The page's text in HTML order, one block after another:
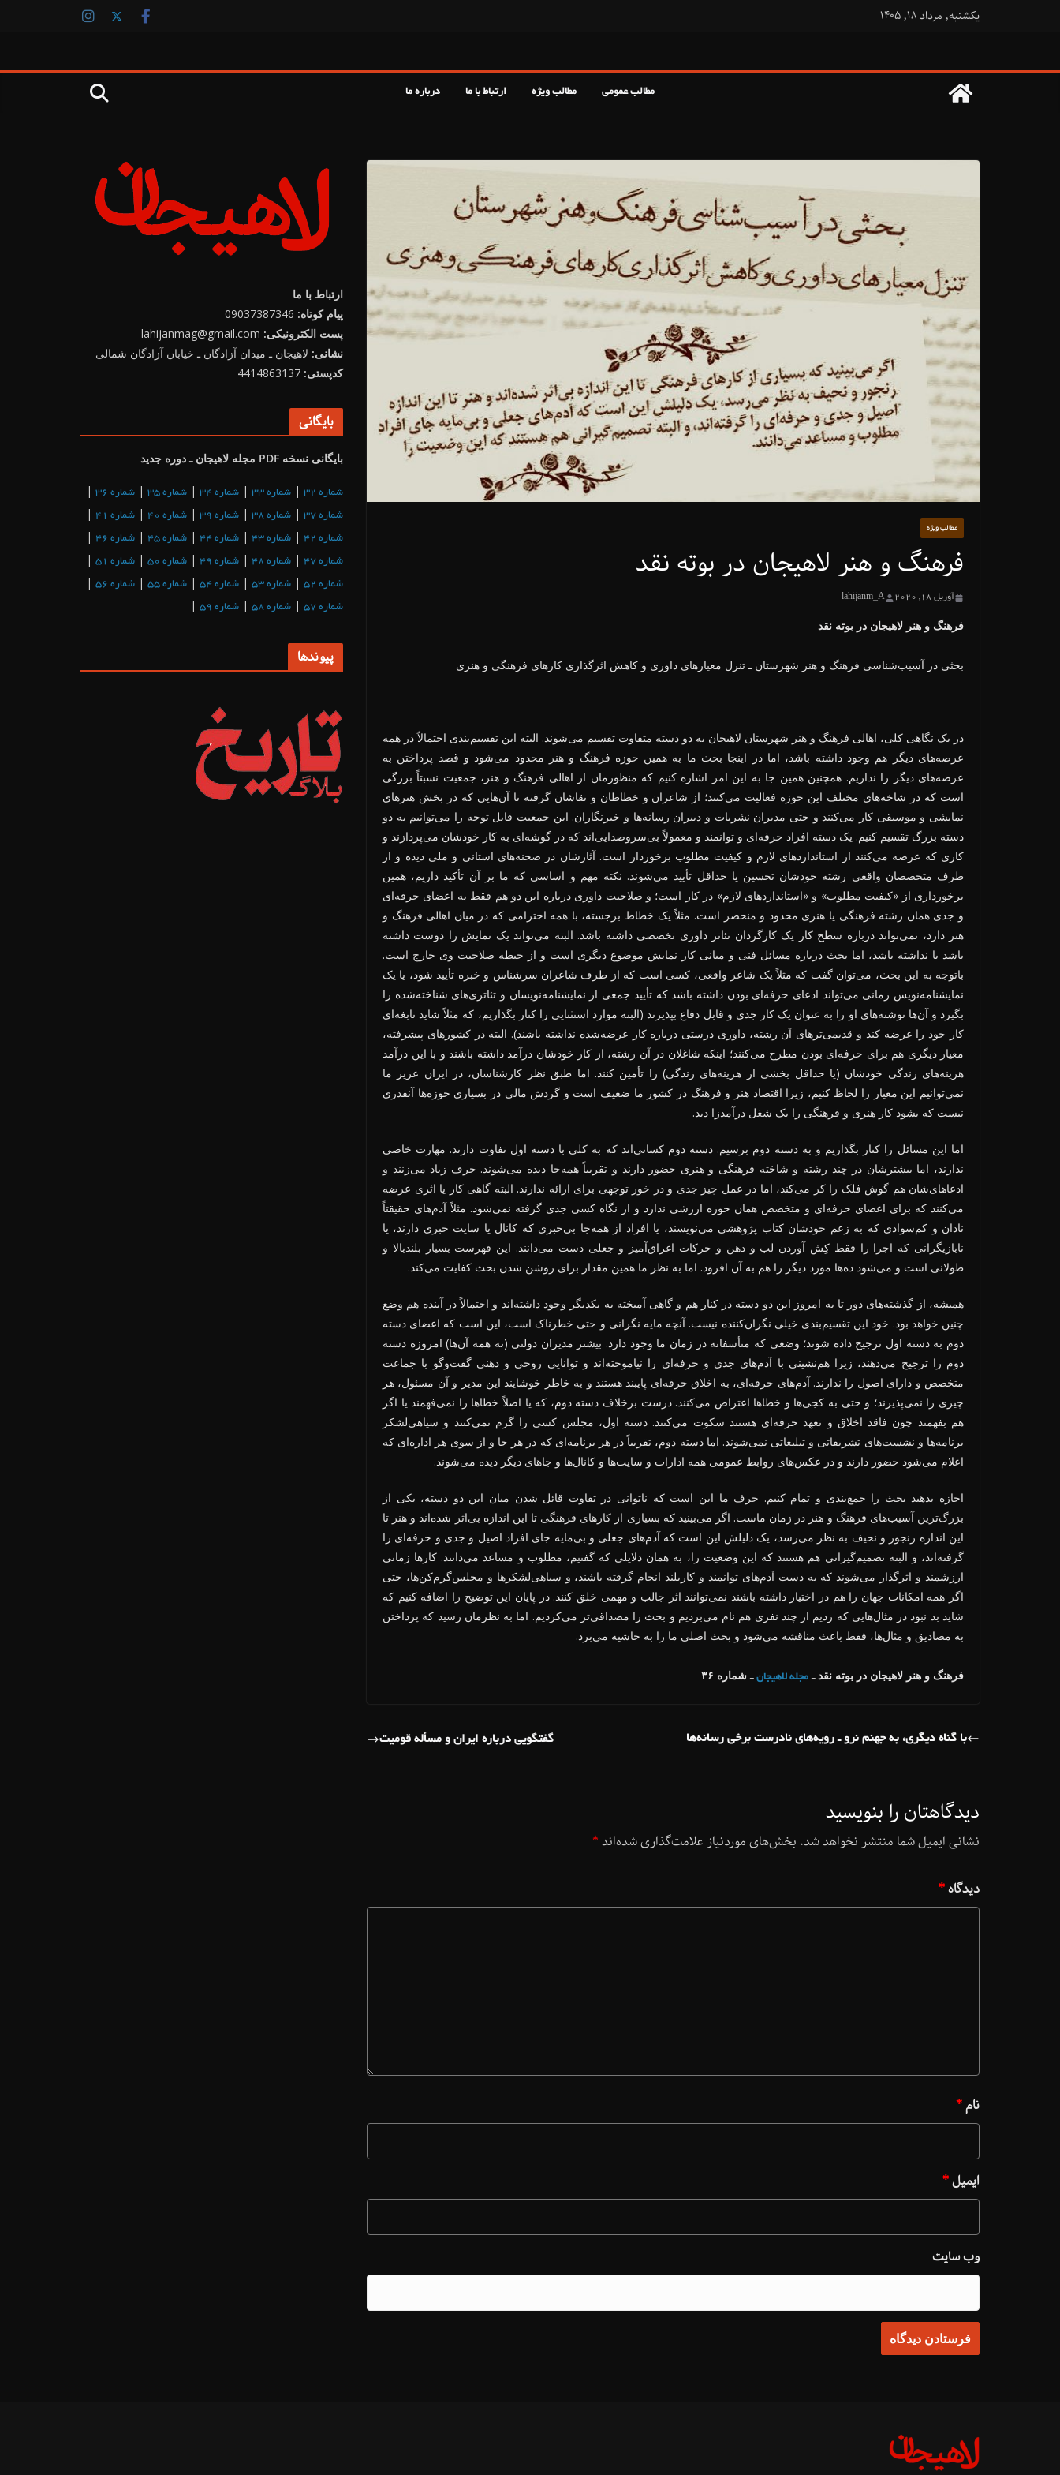
یکشنبه, مرداد ۱۸, ۱۴۰۵
مطالب عمومی مطالب ویژه ارتباط با ما درباره ما
مطالب ویژه
فرهنگ و هنر لاهیجان در بوته نقد
آوریل 18, 2020 lahijanm_A
فرهنگ و هنر لاهیجان در بوته نقد
بحثی در آسیب‌شناسی فرهنگ و هنر شهرستان ـ تنزل معیارهای داوری و کاهش اثرگذاری کارهای فرهنگی و هنری
در یک نگاهی کلی، اهالی فرهنگ و هنر شهرستان لاهیجان به دو دسته متفاوت تقسیم می‌شوند. البته این تقسیم‌بندی احتمالاً در همه
عرصه‌های دیگر هم وجود داشته باشد، اما در اینجا بحث ما به همین حوزه فرهنگ و هنر محدود می‌شود و قصد پرداختن به
عرصه‌های دیگر را نداریم. همچنین همین جا به این امر اشاره کنیم که منظورمان از اهالی فرهنگ و هنر، جمعیت نسبتاً بزرگی
است که در شاخه‌های مختلف این حوزه فعالیت می‌کنند؛ از شاعران و خطاطان و نقاشان گرفته تا آن‌هایی که در بخش هنرهای
نمایشی و موسیقی کار می‌کنند و حتی مدیران نشریات و دبیران رسانه‌ها و خبرنگاران. این جمعیت قابل توجه را می‌توانیم به دو
دسته بزرگ تقسیم کنیم. یک دسته افراد حرفه‌ای و توانمند و معمولاً بی‌سروصدایی‌اند که در گوشه‌ای به کار خودشان می‌پردازند و
کاری که عرضه می‌کنند از استانداردهای لازم و کیفیت مطلوب برخوردار است. آثارشان در صحنه‌های استانی و ملی دیده و از
طرف متخصصان واقعی رشته خودشان تحسین یا حداقل تأیید می‌شوند. نکته مهم و اساسی که ما بر آن تأکید داریم، همین
برخورداری از «کیفیت مطلوب» و «استانداردهای لازم» در کار است؛ و صلاحیت داوری درباره این دو هم فقط به اعضای حرفه‌ای
و جدی همان رشته فرهنگی یا هنری محدود و منحصر است. مثلاً یک خطاط برجسته، با همه احترامی که در میان اهالی فرهنگ و
هنر دارد، نمی‌تواند درباره سطح کار یک کارگردان تئاتر داوری تخصصی داشته باشد. البته می‌تواند یک نمایش را دوست داشته
باشد یا نداشته باشد، اما بحث درباره مسائل فنی و مبانی کار نمایش موضوع دیگری است و از حیطه صلاحیت وی خارج است.
باتوجه به این بحث، می‌توان گفت که مثلاً یک شاعر واقعی، کسی است که از طرف شاعران سرشناس و خبره تأیید شود، یا یک
نمایشنامه‌نویس زمانی می‌تواند ادعای حرفه‌ای بودن داشته باشد که تأیید جمعی از نمایشنامه‌نویسان و تئاتری‌های شناخته‌شده را
بگیرد و آن‌ها نوشته‌های او را به عنوان یک کار جدی و قابل دفاع بپذیرند (البته موارد استثنایی را کنار بگذاریم، که مثلاً شاید نابغه‌ای
کار خود را عرضه کند و قدیمی‌ترهای آن رشته، داوری درستی درباره کار عرضه‌شده نداشته باشند). البته در کشورهای پیشرفته،
معیار دیگری هم برای حرفه‌ای بودن مطرح می‌کنند؛ اینکه شاغلان در آن رشته، از کار خودشان درآمد داشته باشند و با این درآمد
هزینه‌های زندگی خودشان (یا حداقل بخشی از هزینه‌های زندگی) را تأمین کنند. اما طبق نظر کارشناسان، در ایران عزیز ما
نمی‌توانیم این معیار را لحاظ کنیم، زیرا اقتصاد هنر و فرهنگ در کشور ما ضعیف است و گردش مالی در بسیاری حوزه‌ها آنقدری
نیست که بشود کار هنری و فرهنگی را یک شغل درآمدزا دید.
اما این مسائل را کنار بگذاریم و به دسته دوم برسیم. دسته دوم کسانی‌اند که به کلی با دسته اول تفاوت دارند. مهارت خاصی
ندارند، اما بیشترشان در چند رشته و شاخته فرهنگی و هنری حضور دارند و تقریباً همه‌جا دیده می‌شوند. حرف زیاد می‌زنند و
ادعاهای‌شان هم گوش فلک را کر می‌کند، اما در عمل چیز جدی و در خور توجهی برای ارائه ندارند. البته گاهی کار یا اثری عرضه
می‌کنند که برای اعضای حرفه‌ای و متخصص همان حوزه ارزشی ندارد و از نگاه کسی جدی گرفته نمی‌شود. مثلاً آدم‌های حقیقتاً
نادان و کم‌سوادی که به زعم خودشان کتاب پژوهشی می‌نویسند، یا افراد از همه‌جا بی‌خبری که کانال یا سایت خبری دارند، یا
نابازیگرانی که اجرا را فقط کِش آوردن لب و دهن و حرکات اغراق‌آمیز و جعلی دست می‌دانند. این فهرست بسیار بلندبالا و
طولانی است و می‌شود ده‌ها مورد دیگر را هم به آن افزود. اما به نظر ما همین مقدار برای روشن شدن بحث کفایت می‌کند.
همیشه، از گذشته‌های دور تا به امروز این دو دسته در کنار هم و گاهی آمیخته به یکدیگر وجود داشته‌اند و احتمالاً در آینده هم وضع
چنین خواهد بود. خود این تقسیم‌بندی خیلی نگران‌کننده نیست. آنچه مایه نگرانی و حتی خطرناک است، این است که اعضای دسته
دوم به دسته اول ترجیح داده شوند؛ وضعی که متأسفانه در زمان ما وجود دارد. بیشتر مدیران دولتی (نه همه آن‌ها) امروزه دسته
دوم را ترجیح می‌دهند، زیرا هم‌نشینی با آدم‌های جدی و حرفه‌ای را نیاموخته‌اند و توانایی روحی و ذهنی گفت‌وگو با جماعت
متخصص و دارای اصول را ندارند. آدم‌های حرفه‌ای، به اخلاق حرفه‌ای پایبند هستند و به خاطر خوشایند این مدیر و آن مسئول، هر
چیزی را نمی‌پذیرند؛ و حتی به کجی‌ها و خطاها اعتراض می‌کنند. درست برخلاف دسته دوم، که یا اصلاً خطاها را نمی‌فهمند یا اگر
هم بفهمند چون فاقد اخلاق و تعهد حرفه‌ای هستند سکوت می‌کنند. دسته اول، مجلس کسی را گرم نمی‌کنند و سیاهی‌لشکر
برنامه‌ها و نشست‌های تشریفاتی و تبلیغاتی نمی‌شوند. اما دسته دوم، تقریباً در هر برنامه‌ای که در هر جا و از سوی هر اداره‌ای که
اعلام می‌شود حضور دارند و در عکس‌های روابط عمومی همه ادارات و سایت‌ها و کانال‌ها و جاهای دیگر دیده می‌شوند.
اجازه بدهید بحث را جمع‌بندی و تمام کنیم. حرف ما این است که ناتوانی در تفاوت قائل شدن میان این دو دسته، یکی از
بزرگ‌ترین آسیب‌های فرهنگ و هنر در زمان ماست. اگر می‌بینید که بسیاری از کارهای فرهنگی تا این اندازه بی‌اثر شده‌اند و هنر تا
این اندازه رنجور و نحیف به نظر می‌رسد، یک دلیلش این است که آدم‌های جعلی و بی‌مایه جای افراد اصیل و جدی و حرفه‌ای را
گرفته‌اند، و البته تصمیم‌گیرانی هم هستند که این وضعیت را، به همان دلایلی که گفتیم، مطلوب و مساعد می‌دانند. کارها زمانی
ارزشمند و اثرگذار می‌شوند که به دست آدم‌های توانمند و کاربلند انجام گرفته باشند، و سیاهی‌لشکرها و مجلس‌گرم‌کن‌ها، حتی
اگر همه امکانات جهان را هم در اختیار داشته باشند نمی‌توانند اثر جالب و مهمی خلق کنند. در پایان این توضیح را اضافه کنیم که
شاید بد نبود در مثال‌هایی که زدیم از چند نفری هم نام می‌بردیم و بحث را مصداقی‌تر می‌کردیم. اما به نظرمان رسید که پرداختن
به مصادیق و مثال‌ها، فقط باعث مناقشه می‌شود و بحث اصلی ما را به حاشیه می‌برد.
فرهنگ و هنر لاهیجان در بوته نقد ـ مجله لاهیجان ـ شماره ۳۶
با گناه دیگری، به جهنم نرو ـ رویه‌های نادرست برخی رسانه‌ها گفتگویی درباره ایران و مسأله قومیت
دیدگاهتان را بنویسید
نشانی ایمیل شما منتشر نخواهد شد. بخش‌های موردنیاز علامت‌گذاری شده‌اند*
دیدگاه*
نام*
ایمیل*
وب‌ سایت
ارتباط با ما
پیام کوتاه:
پست الکترونیکی:
نشانی: لاهیجان ـ میدان آزادگان ـ خیابان آزادگان شمالی
کدپستی:
بایگانی
بایگانی نسخه PDF مجله لاهیجان ـ دوره جدید
شماره 32 | شماره 33 | شماره 34 | شماره 35 | شماره 36 |
شماره 37 | شماره 38 | شماره 39 | شماره 40 | شماره 41 |
شماره 42 | شماره 43 | شماره 44 | شماره 45 | شماره 46 |
شماره 47 | شماره 48 | شماره 49 | شماره 50 | شماره 51 |
شماره 52 | شماره 53 | شماره 54 | شماره 55 | شماره 56 |
شماره 57 | شماره 58 | شماره 59 |
پیوندها